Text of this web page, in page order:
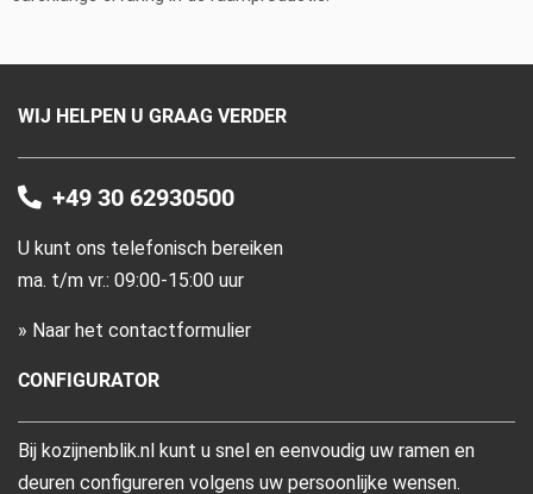
WIJ HELPEN U GRAAG VERDER
+49 30 62930500
U kunt ons telefonisch bereiken
ma. t/m vr.: 09:00-15:00 uur
» Naar het contactformulier
CONFIGURATOR
Bij kozijnenblik.nl kunt u snel en eenvoudig uw ramen en
deuren configureren volgens uw persoonlijke wensen.